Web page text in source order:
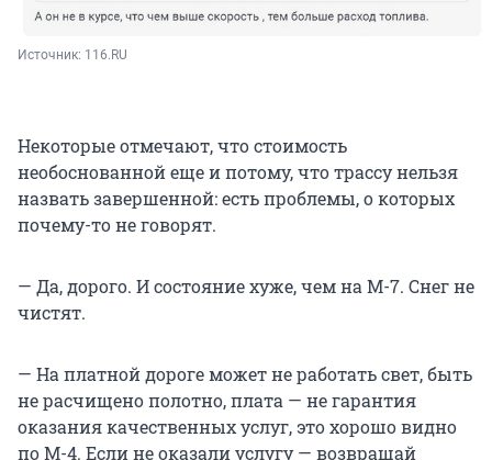
Источник: 116.RU
Некоторые отмечают, что стоимость
необоснованной еще и потому, что трассу нельзя
назвать завершенной: есть проблемы, о которых
почему-то не говорят.
— Да, дорого. И состояние хуже, чем на М-7. Снег не
чистят.
— На платной дороге может не работать свет, быть
не расчищено полотно, плата — не гарантия
оказания качественных услуг, это хорошо видно
по М-4. Если не оказали услугу — возвращай